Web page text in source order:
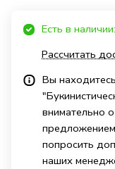
Есть в
Рассчитать
Вы
внимательно
попросить
наших